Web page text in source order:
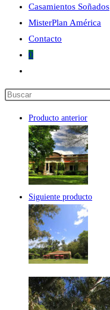
web
Casamientos Soñados
MisterPlan América
Contacto
0
de
la
web
Buscar
Producto anterior
Siguiente producto